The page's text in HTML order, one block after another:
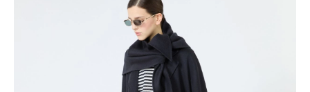
Password dimenticata?
ACCEDI